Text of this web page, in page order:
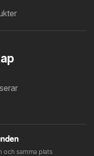
och samma plats